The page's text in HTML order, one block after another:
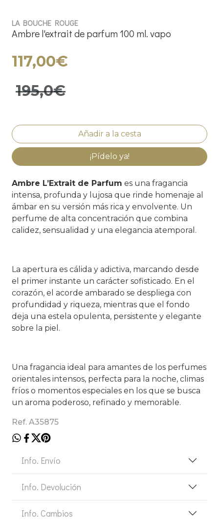
LA BOUCHE ROUGE
Ambre l'extrait de parfum 100 ml. vapo
117,00€
195,0€
¡Pídelo ya!
Ambre L’Extrait de Parfum es una fragancia
intensa, profunda y lujosa que rinde homenaje al
ámbar en su versión más rica y envolvente. Un
perfume de alta concentración que combina
calidez, sensualidad y una elegancia atemporal.
La apertura es cálida y adictiva, marcando desde
el primer instante un carácter sofisticado. En el
corazón, el acorde ambarado se despliega con
profundidad y riqueza, mientras que el fondo
deja una estela opulenta, persistente y elegante
sobre la piel.
Una fragancia ideal para amantes de los perfumes
orientales intensos, perfecta para la noche, climas
fríos o momentos especiales en los que se busca
un aroma poderoso, refinado y memorable.
Ref. A35875
Info. Envío
Info. Devolución
Info. Cambios